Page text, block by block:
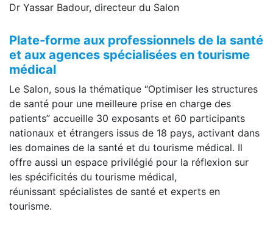
Dr Yassar Badour, directeur du Salon
Plate-forme aux professionnels de la santé
et aux agences spécialisées en tourisme
médical
Le Salon, sous la thématique “Optimiser les structures
de santé pour une meilleure prise en charge des
patients” accueille 30 exposants et 60 participants
nationaux et étrangers issus de 18 pays, activant dans
les domaines de la santé et du tourisme médical. Il
offre aussi un espace privilégié pour la réflexion sur
les spécificités du tourisme médical,
réunissant spécialistes de santé et experts en
tourisme.